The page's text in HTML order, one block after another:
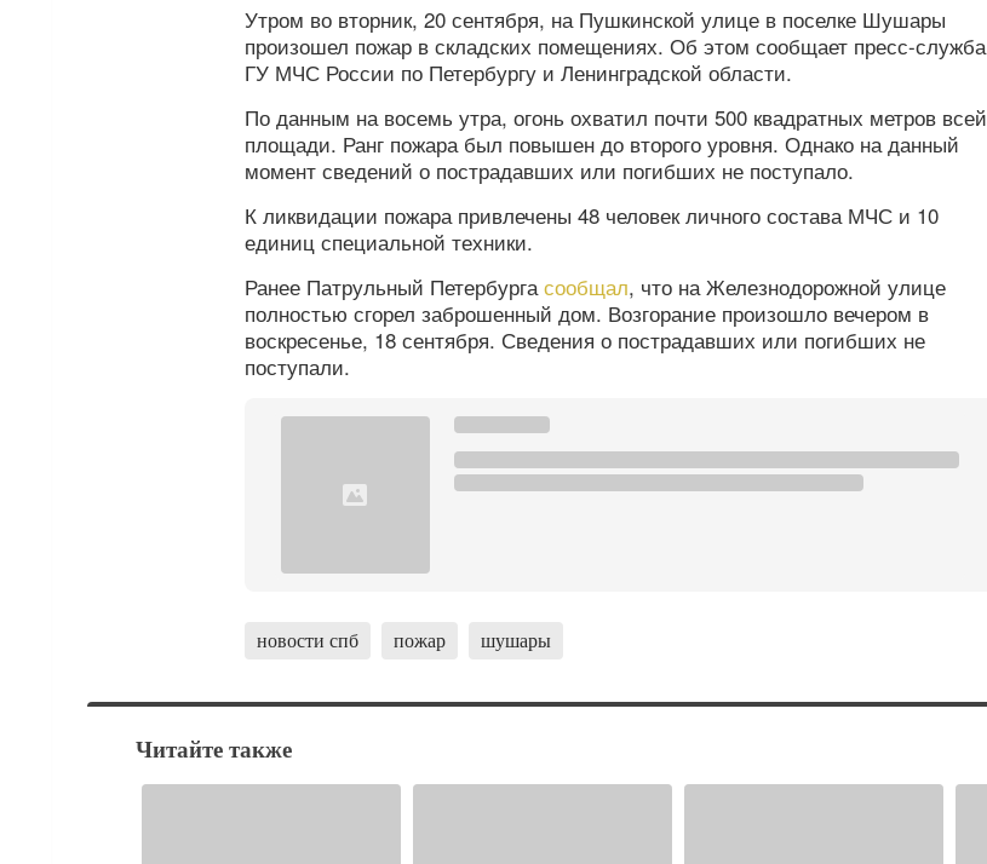
Утром во вторник, 20 сентября, на Пушкинской улице в поселке Шушары
произошел пожар в складских помещениях. Об этом сообщает пресс-служба
ГУ МЧС России по Петербургу и Ленинградской области.
По данным на восемь утра, огонь охватил почти 500 квадратных метров всей
площади. Ранг пожара был повышен до второго уровня. Однако на данный
момент сведений о пострадавших или погибших не поступало.
К ликвидации пожара привлечены 48 человек личного состава МЧС и 10
единиц специальной техники.
Ранее Патрульный Петербургасообщал, что на Железнодорожной улице
полностью сгорел заброшенный дом. Возгорание произошло вечером в
воскресенье, 18 сентября. Сведения о пострадавших или погибших не
поступали.
новости спб пожар шушары
Читайте также